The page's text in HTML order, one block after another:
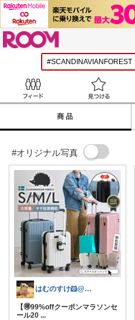
商品
#オリジナル写真
はむのすけ🐹@美味しいもの&季節の商品
【🉐99%offクーポンマラソンセ
ール20 ...